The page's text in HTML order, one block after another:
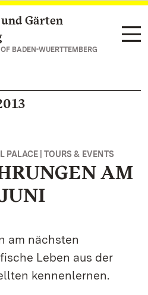
Gärten
BADEN-WUERTTEMBERG
PALACE | TOURS & EVENTS
AM
am nächsten
Leben aus der
kennenlernen.